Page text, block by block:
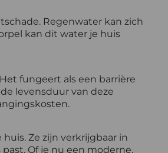
Regenwater kan zich
kan dit water je huis
fungeert als een barrière
levensduur van deze
Ze zijn verkrijgbaar in
Of je nu een moderne,